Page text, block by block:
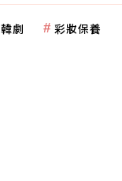
韓劇 彩妝保養